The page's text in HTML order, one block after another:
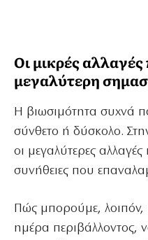
Οι μικρές
μεγαλύτερη
Η βιωσιμότητα συχνά
σύνθετο ή δύσκολο.
οι μεγαλύτερες
συνήθειες που
Πώς μπορούμε,
ημέρα περιβάλλοντος,